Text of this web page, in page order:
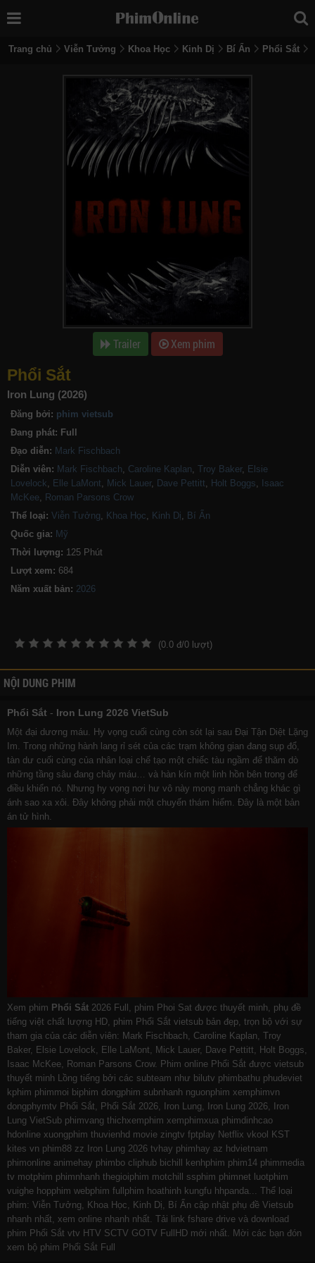
Trang chủ Viễn Tưởng Khoa Học Kinh Dị Bí Ẩn Phổi Sắt
Trailer Xem phim
Phổi Sắt
Iron Lung (2026)
Đăng bởi: phim vietsub
Đang phát: Full
Đạo diễn: Mark Fischbach
Diễn viên: Mark Fischbach, Caroline Kaplan, Troy Baker, Elsie
Lovelock, Elle LaMont, Mick Lauer, Dave Pettitt, Holt Boggs,
Isaac
McKee, Roman Parsons Crow
Thể loại: Viễn Tưởng, Khoa Học, Kinh Dị, Bí Ẩn
Quốc gia: Mỹ
Thời lượng: 125 Phút
Lượt xem: 684
Năm xuất bản:
(0.0 đ/0 lượt)
NỘI DUNG PHIM
Phổi Sắt - Iron Lung 2026 VietSub
Một đại dương máu. Hy vọng cuối cùng còn sót lại sau Đại Tận Diệt Lặng
Im. Trong những hành lang rỉ sét của các trạm không gian đang sụp đổ,
tàn dư cuối cùng của nhân loại chế tạo một chiếc tàu ngầm để thăm dò
những tầng sâu đang chảy máu… và hàn kín một linh hồn bên trong để
điều khiển nó. Nhưng hy vọng nơi hư vô này mong manh chẳng khác gì
ánh sao xa xôi. Đây không phải một chuyến thám hiểm. Đây là một bản
án tử hình.
Xem phim Phổi Sắt 2026 Full, phim Phoi Sat được thuyết minh, phụ đề
tiếng việt chất lượng HD, phim Phổi Sắt vietsub bản đẹp, trọn bộ với sự
tham gia của các diễn viên: Mark Fischbach, Caroline Kaplan, Troy
Baker, Elsie Lovelock, Elle LaMont, Mick Lauer, Dave Pettitt, Holt Boggs,
Isaac McKee, Roman Parsons Crow. Phim online Phổi Sắt được vietsub
thuyết minh Lồng tiếng bởi các subteam như bilutv phimbathu phudeviet
kphim phimmoi biphim dongphim subnhanh nguonphim xemphimvn
dongphymtv Phổi Sắt, Phổi Sắt 2026, Iron Lung, Iron Lung 2026, Iron
Lung VietSub phimvang thichxemphim xemphimxua phimdinhcao
hdonline xuongphim thuvienhd movie zingtv fptplay Netflix vkool KST
kites vn phim88 zz Iron Lung 2026 tvhay phimhay az hdvietnam
phimonline animehay phimbo cliphub bichill kenhphim phim14 phimmedia
tv motphim phimnhanh thegioiphim motchill ssphim phimnet luotphim
vuighe hopphim webphim fullphim hoathinh kungfu hhpanda ... Thể loại
phim: Viễn Tưởng, Khoa Học, Kinh Dị, Bí Ẩn cập nhật phụ đề Vietsub
nhanh nhất, xem online nhanh nhất. Tải link fshare drive và download
phim Phổi Sắt vtv HTV SCTV GOTV FullHD mới nhất. Mời các bạn đón
xem bộ phim Phổi Sắt Full